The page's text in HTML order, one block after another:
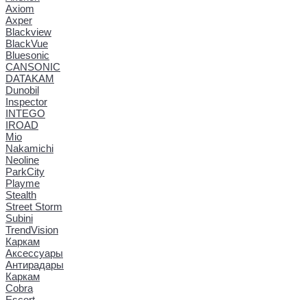
Axiom
Axper
Blackview
BlackVue
Bluesonic
CANSONIC
DATAKAM
Dunobil
Inspector
INTEGO
IROAD
Mio
Nakamichi
Neoline
ParkCity
Playme
Stealth
Street Storm
Subini
TrendVision
Каркам
Аксессуары
Антирадары
Каркам
Cobra